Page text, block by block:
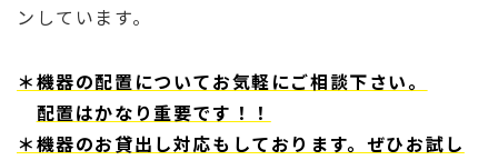
ンしています。
＊機器の配置についてお気軽にご相談下さい。
配置はかなり重要です！！
＊機器のお貸出し対応もしております。ぜひお試し